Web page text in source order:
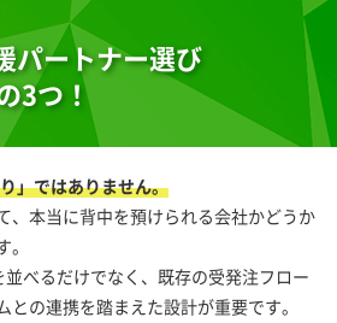
ートナー選び
3つ！
」ではありません。
、本当に背中を預けられる会社かどうか
べるだけでなく、既存の受発注フロー
の連携を踏まえた設計が重要です。